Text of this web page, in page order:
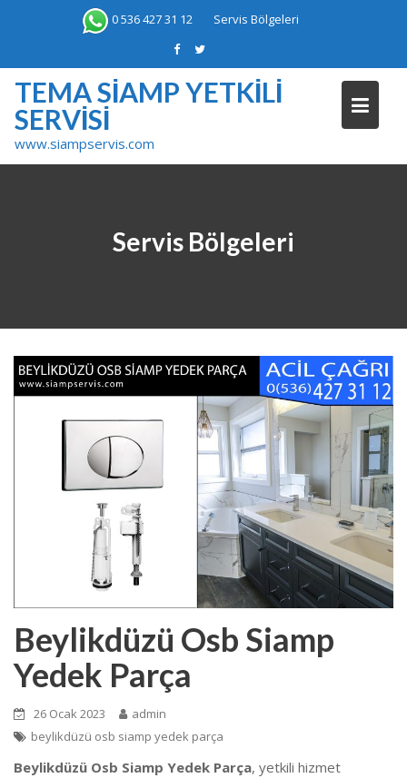
0 536 427 31 12 Servis Bölgeleri
TEMA SIAMP YETKILI
SERVISI
www.siampservis.com
Servis Bölgeleri
Beylikdüzü Osb Siamp
Yedek Parça
26 Ocak 2023
admin
beylikdüzü osb siamp yedek parça
Beylikdüzü Osb Siamp Yedek Parça, yetkili hizmet